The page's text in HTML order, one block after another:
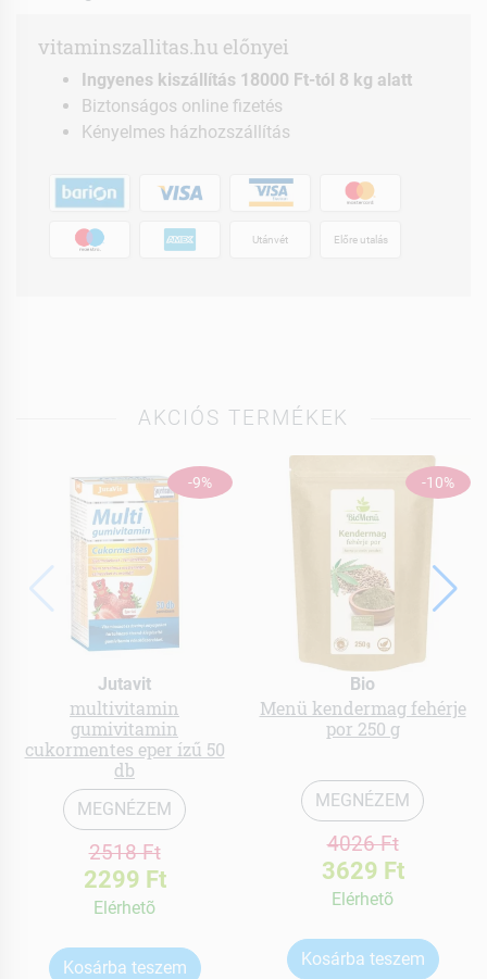
vitaminszallitas.hu előnyei
Ingyenes kiszállítás 18000 Ft-tól 8 kg alatt
Biztonságos online fizetés
Kényelmes házhozszállítás
Utánvét Előre utalás
AKCIÓS TERMÉKEK
-9%
Jutavit
multivitamin
gumivitamin
cukormentes eper ízű 50
db
MEGNÉZEM
2518 Ft
2299 Ft
Elérhetõ
Kosárba teszem
-10%
Bio
Menü kendermag fehérje
por 250 g
MEGNÉZEM
4026 Ft
3629 Ft
Elérhetõ
Kosárba teszem